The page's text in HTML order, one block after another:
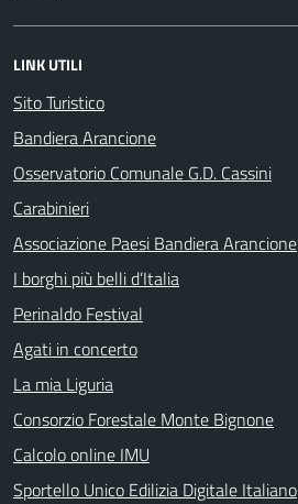
LINK UTILI
Sito Turistico
Bandiera Arancione
Osservatorio Comunale G.D. Cassini
Carabinieri
Associazione Paesi Bandiera Arancione
I borghi più belli d’Italia
Perinaldo Festival
Agati in concerto
La mia Liguria
Consorzio Forestale Monte Bignone
Calcolo online IMU
Sportello Unico Edilizia Digitale Italiano